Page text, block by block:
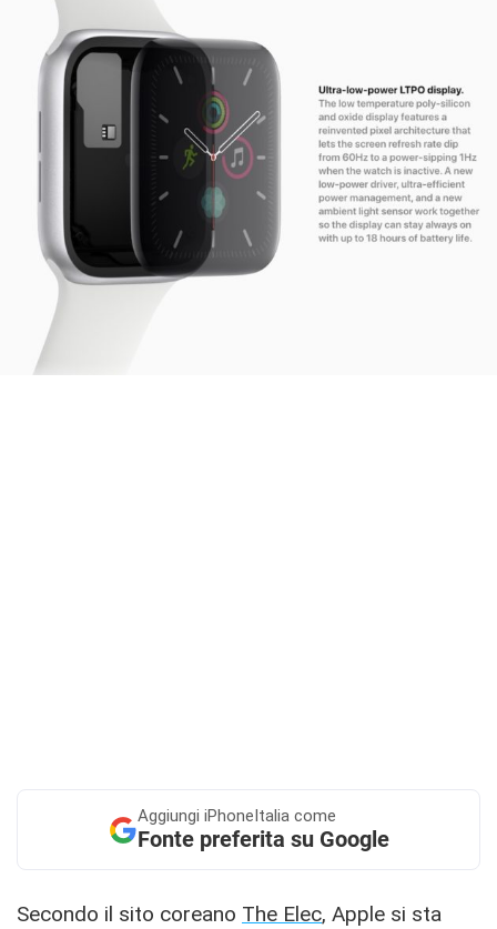
Aggiungi iPhoneItalia come
Fonte preferita su Google
Secondo il sito coreano The Elec, Apple si sta